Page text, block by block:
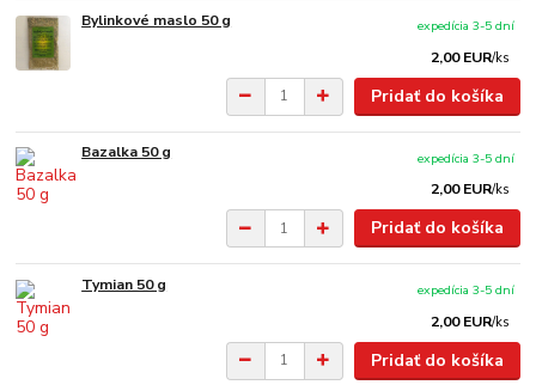
Bylinkové maslo 50 g
2,00 EUR/ks
expedícia 3-5 dní
Pridať do košíka
Bazalka 50 g
2,00 EUR/ks
expedícia 3-5 dní
Pridať do košíka
Tymian 50 g
2,00 EUR/ks
expedícia 3-5 dní
Pridať do košíka